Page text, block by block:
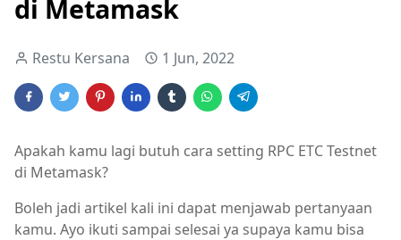
di Metamask
Restu Kersana 1 Jun, 2022
Apakah kamu lagi butuh cara setting RPC ETC Testnet
di Metamask?
Boleh jadi artikel kali ini dapat menjawab pertanyaan
kamu. Ayo ikuti sampai selesai ya supaya kamu bisa